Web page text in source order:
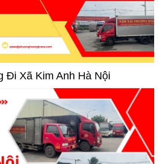
Đi Xã Kim Anh Hà Nội